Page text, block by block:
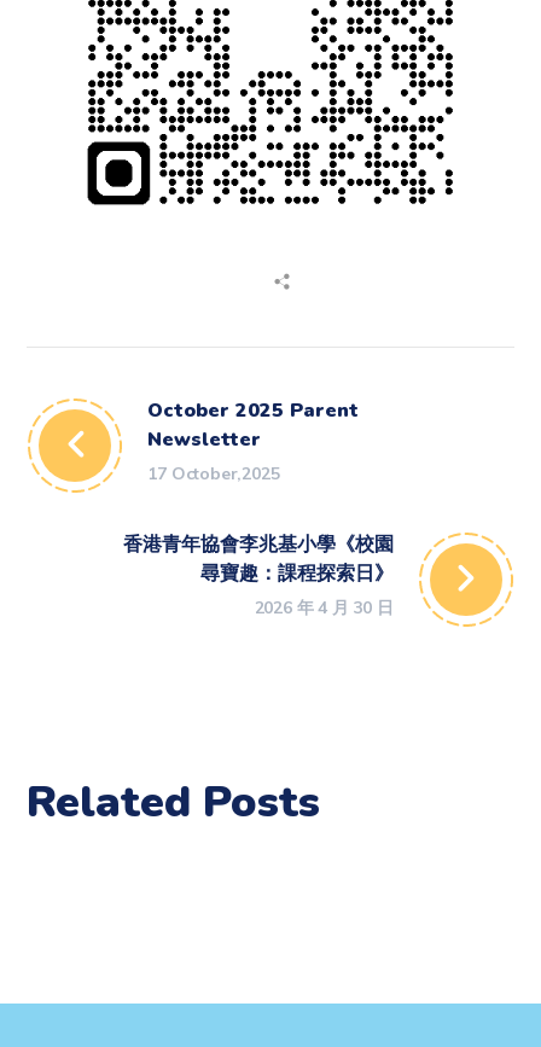
October 2025 Parent
Newsletter
17 October,2025
香港青年協會李兆基小學《校園
尋寶趣：課程探索日》
2026 年 4 月 30 日
Related Posts